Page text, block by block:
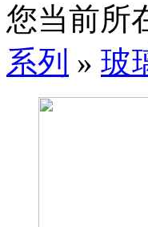
您当前所
系列 » 玻